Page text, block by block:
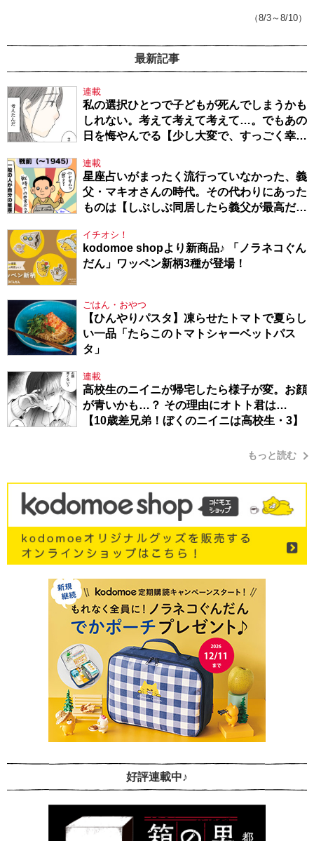
（8/3～8/10）
最新記事
連載
私の選択ひとつで子どもが死んでしまうかも
しれない。考えて考えて考えて…。でもあの
日を悔やんでる【少し大変で、すっごく幸せ
～・54】
連載
星座占いがまったく流行っていなかった、義
父・マキオさんの時代。その代わりにあった
ものは【しぶしぶ同居したら義父が最高だっ
イチオシ！
kodomoe shopより新商品♪ 「ノラネコぐん
だん」ワッペン新柄3種が登場！
ごはん・おやつ
【ひんやりパスタ】凍らせたトマトで夏らし
い一品「たらこのトマトシャーベットパス
タ」
連載
高校生のニイニが帰宅したら様子が変。お顔
が青いかも…？ その理由にオトト君は…
【10歳差兄弟！ぼくのニイニは高校生・3】
もっと読む
好評連載中♪